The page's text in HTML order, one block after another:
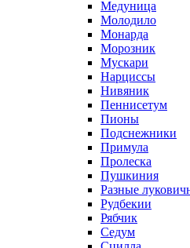
Медуница
Молодило
Монарда
Морозник
Мускари
Нарциссы
Нивяник
Пеннисетум
Пионы
Подснежники
Примула
Пролеска
Пушкиния
Разные
Рудбекии
Рябчик
Седум